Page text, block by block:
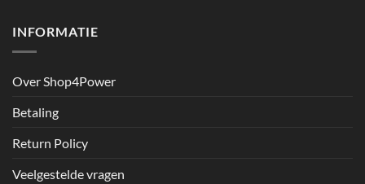
INFORMATIE
Over Shop4Power
Betaling
Return Policy
Veelgestelde vragen